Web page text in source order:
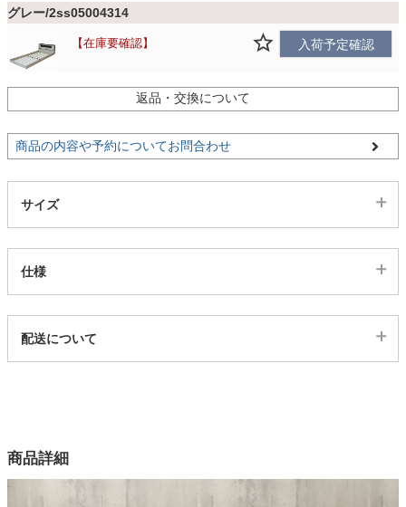
ラグ
収納用品
ガーデン
グレー/2ss05004314
在庫要確認 入荷予定確認
返品・交換について
商品の内容や予約についてお問合わせ
サイズ
仕様
2ss05004304
3色
配送について
商品詳細